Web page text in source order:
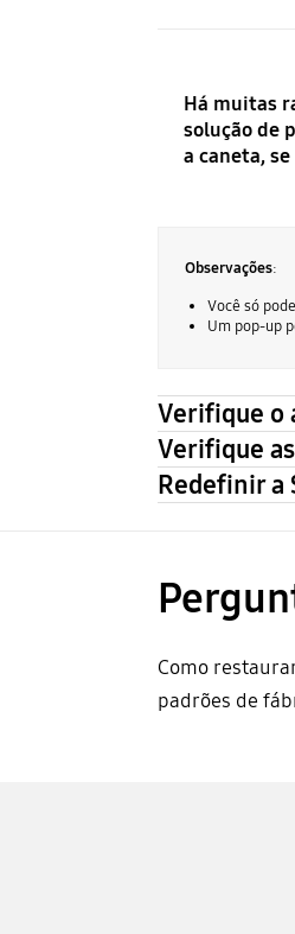
Há muitas
solução de
a caneta,
Observações:
Você só
Um pop-up
Verifique o
Verifique
Redefinir a
Como
padrões de